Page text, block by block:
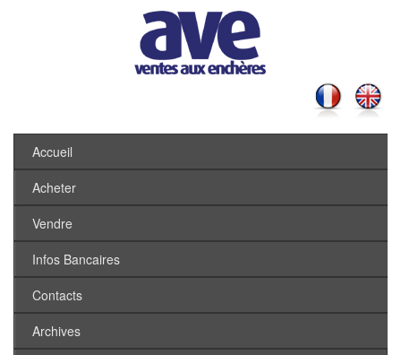
Accueil
Acheter
Vendre
Infos Bancaires
Contacts
Archives